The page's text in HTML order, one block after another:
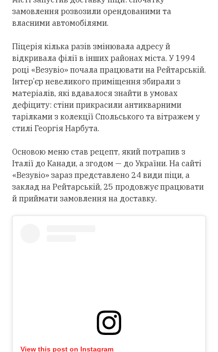
замовлення розвозили орендованими та
власними автомобілями.
Піцерія кілька разів змінювала адресу й
відкривала філії в інших районах міста. У 1994
році «Везувіо» почала працювати на Рейтарській.
Інтер’єр невеликого приміщення збирали з
матеріалів, які вдавалося знайти в умовах
дефіциту: стіни прикрасили антикварними
тарілками з колекції Спольського та вітражем у
стилі Георгія Нарбута.
Основою меню став рецепт, який потрапив з
Італії до Канади, а згодом — до України. На сайті
«Везувіо» зараз представлено 24 види піци, а
заклад на Рейтарській, 25 продовжує працювати
й приймати замовлення на доставку.
View this post on Instagram